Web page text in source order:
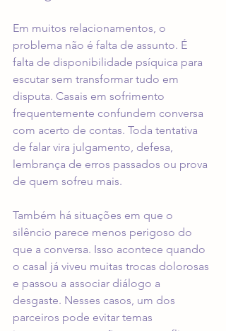
Em muitos relacionamentos, o
problema não é falta de assunto. É
falta de disponibilidade psíquica para
escutar sem transformar tudo em
disputa. Casais em sofrimento
frequentemente confundem conversa
com acerto de contas. Toda tentativa
de falar vira julgamento, defesa,
lembrança de erros passados ou prova
de quem sofreu mais.
Também há situações em que o
silêncio parece menos perigoso do
que a conversa. Isso acontece quando
o casal já viveu muitas trocas dolorosas
e passou a associar diálogo a
desgaste. Nesses casos, um dos
parceiros pode evitar temas